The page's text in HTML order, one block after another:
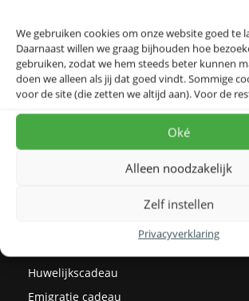
We gebruiken cookies om onze website goed te
Daarnaast willen we graag bijhouden hoe
gebruiken, zodat we hem steeds beter kunnen
doen we alleen als jij dat goed vindt. Sommige
voor de site (die zetten we altijd aan). Voor de
Oké
Alleen noodzakelijk
Zelf instellen
Privacyverklaring
Klantenservice
Over Kunst in Kaart
Prijzen
Huwelijkscadeau
Emigratie cadeau